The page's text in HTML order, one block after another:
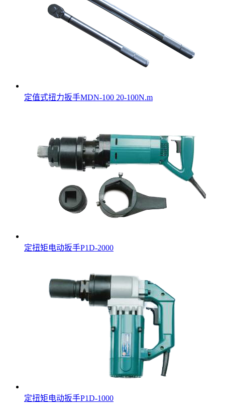
定值式扭力扳手MDN-100 20-100N.m
定扭矩电动扳手P1D-2000
定扭矩电动扳手P1D-1000